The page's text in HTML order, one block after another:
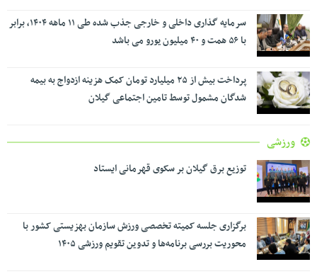
سرمایه گذاری داخلی و خارجی جذب شده طی ۱۱ ماهه ۱۴۰۴، برابر
با ۵۶ همت و ۴۰ میلیون یورو می باشد
پرداخت بیش از ۲۵ میلیارد تومان کمک هزینه ازدواج به بیمه
شدگان مشمول توسط تامین اجتماعی گیلان
ورزشی
توزیع برق گیلان بر سکوی قهرمانی ایستاد
برگزاری جلسه کمیته تخصصی ورزش سازمان بهزیستی کشور با
محوریت بررسی برنامه‌ها و تدوین تقویم ورزشی ۱۴۰۵